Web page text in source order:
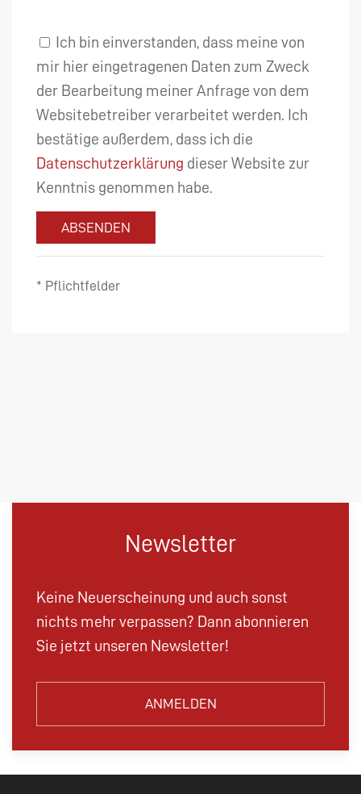
Ich bin einverstanden, dass meine von
mir hier eingetragenen Daten zum Zweck
der Bearbeitung meiner Anfrage von dem
Websitebetreiber verarbeitet werden. Ich
bestätige außerdem, dass ich die
Datenschutzerklärung dieser Website zur
Kenntnis genommen habe.
ABSENDEN
* Pflichtfelder
Newsletter
Keine Neuerscheinung und auch sonst
nichts mehr verpassen? Dann abonnieren
Sie jetzt unseren Newsletter!
ANMELDEN